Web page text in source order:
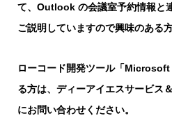
て、Outlook の会議室予約情報と
ご説明していますので興味のある
ローコード開発ツール「
る方は、ディーアイエスサービス
にお問い合わせください。